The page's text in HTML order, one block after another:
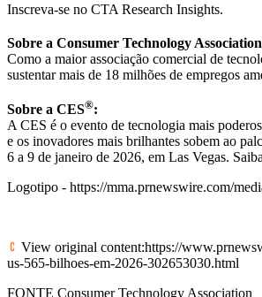
Inscreva-se no CTA Research Insights.
Sobre a Consumer Technology
Como a maior associação comercial de
sustentar mais de 18 milhões de empregos
Sobre a CES®:
A CES é o evento de tecnologia mais
e os inovadores mais brilhantes sobem ao
6 a 9 de janeiro de 2026, em Las Vegas.
Logotipo - https://mma.prnewswire.com/
View original content:https://
us-565-bilhoes-em-2026-302653030.html
FONTE Consumer Technology Association